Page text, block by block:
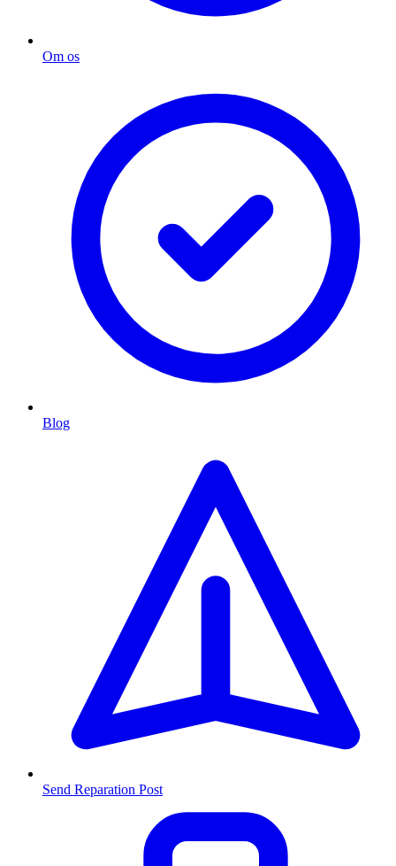
Om os
Blog
Send Reparation Post